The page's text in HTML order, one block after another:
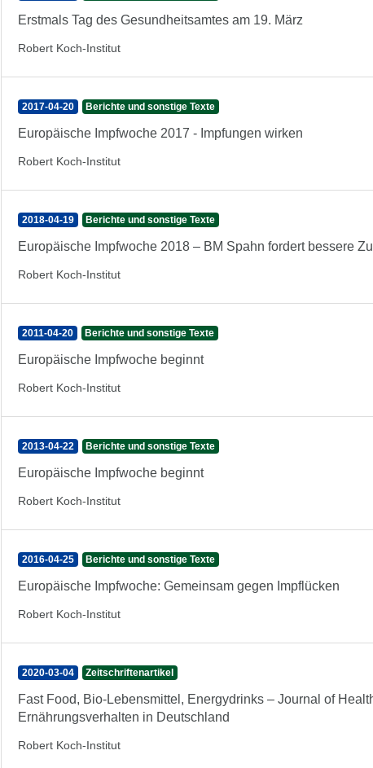
Erstmals Tag des Gesundheitsamtes am 19. März
Robert Koch-Institut
2017-04-20 Berichte und sonstige Texte
Europäische Impfwoche 2017 - Impfungen wirken
Robert Koch-Institut
2018-04-19 Berichte und sonstige Texte
Europäische Impfwoche 2018 – BM Spahn fordert bessere
Robert Koch-Institut
2011-04-20 Berichte und sonstige Texte
Europäische Impfwoche beginnt
Robert Koch-Institut
2013-04-22 Berichte und sonstige Texte
Europäische Impfwoche beginnt
Robert Koch-Institut
2016-04-25 Berichte und sonstige Texte
Europäische Impfwoche: Gemeinsam gegen Impflücken
Robert Koch-Institut
2020-03-04 Zeitschriftenartikel
Fast Food, Bio-Lebensmittel, Energydrinks – Journal of
Ernährungsverhalten in Deutschland
Robert Koch-Institut